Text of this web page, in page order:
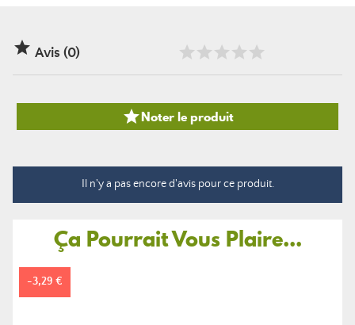
 Avis (0)
Noter le produit
Il n'y a pas encore d'avis pour ce produit.
Ça Pourrait Vous Plaire...
-3,29 €